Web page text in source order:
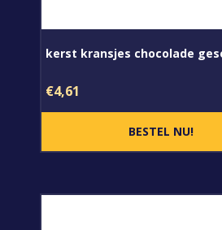
kerst kransjes chocolade
€4,61